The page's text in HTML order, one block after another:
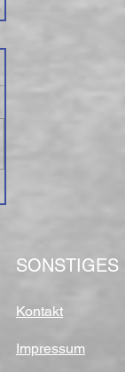
SONSTIGES
Kontakt
Impressum